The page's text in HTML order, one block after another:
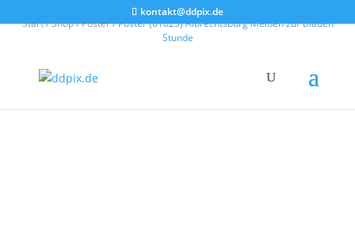
kontakt@ddpix.de
Start/Shop/Poster/ Poster (01623) Albrechtsburg Meißen zur Blauen
Stunde